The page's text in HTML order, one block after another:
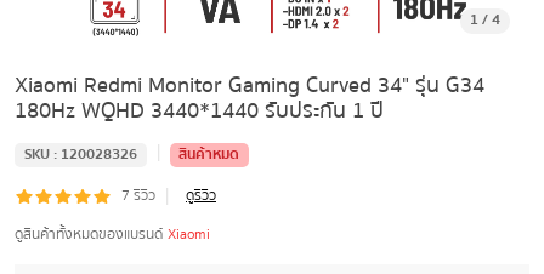
1 /4
Xiaomi Redmi Monitor Gaming Curved 34" รุ่น G34
180Hz WQHD 3440*1440 รับประกัน 1 ปี
SKU : 120028326 |
สินค้าหมด
7 รีวิว |
ดูรีวิว
ดูสินค้าทั้งหมดของแบรนด์ Xiaomi